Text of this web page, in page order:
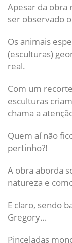
Apesar da obra
ser observado
Os animais
(esculturas)
real.
Com um
esculturas
chama a
Quem aí não
pertinho?!
A obra aborda
natureza e
E claro, sendo
Gregory…
Pinceladas